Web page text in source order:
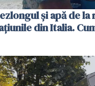
și apă de
din Italia.